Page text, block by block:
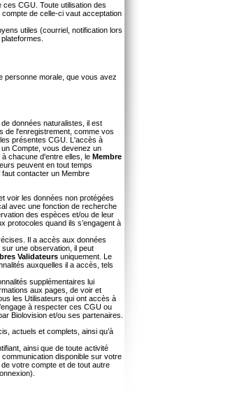
ces CGU. Toute utilisation des
de celle-ci vaut acceptation
utiles (courriel, notification lors
personne morale, que vous avez
données naturalistes, il est
de l'enregistrement, comme vos
présentes CGU. L'accès à
Compte, vous devenez un
chacune d'entre elles, le Membre
peuvent en tout temps
faut contacter un Membre
voir les données non protégées
avec une fonction de recherche
des espèces et/ou de leur
protocoles quand ils s’engagent à
Il a accès aux données
une observation, il peut
Validateurs uniquement. Le
auxquelles il a accès, tels
supplémentaires lui
aux pages, de voir et
les Utilisateurs qui ont accès à
à respecter ces CGU ou
Biolovision et/ou ses partenaires.
actuels et complets, ainsi qu’à
ainsi que de toute activité
disponible sur votre
votre compte et de tout autre